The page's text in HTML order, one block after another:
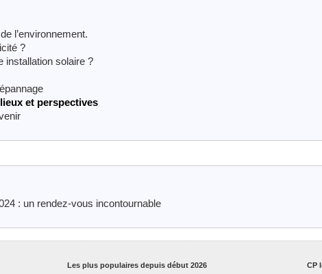
l’environnement.
?
installation solaire ?
et perspectives
: un rendez-vous incontournable
CP
Les plus populaires depuis début 2026